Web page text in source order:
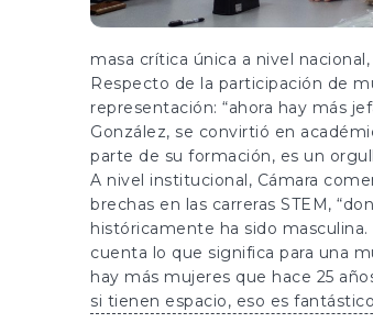
masa crítica única a nivel
Respecto de la participación de
representación: “ahora hay más
González, se convirtió en
parte de su formación, es un
A nivel institucional, Cámara
brechas en las carreras STEM,
históricamente ha sido
cuenta lo que significa para una
hay más mujeres que hace 25
si tienen espacio, eso es